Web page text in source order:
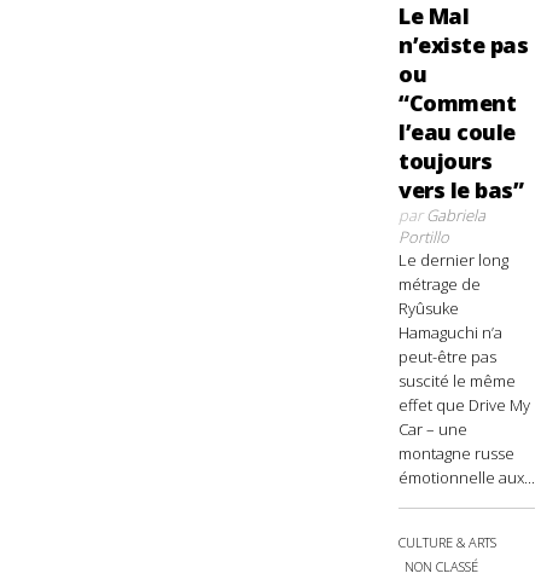
Le Mal
n’existe pas
ou
“Comment
l’eau coule
toujours
vers le bas”
parGabriela
Portillo
Le dernier long
métrage de
Ryûsuke
Hamaguchi n’a
peut-être pas
suscité le même
effet que Drive My
Car – une
montagne russe
émotionnelle aux...
CULTURE & ARTS
NON CLASSÉ